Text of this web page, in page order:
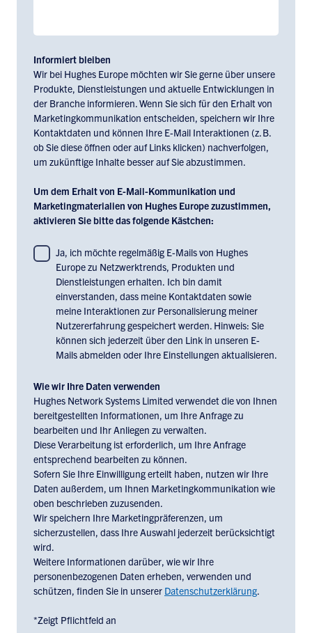
Informiert bleiben
Wir bei Hughes Europe möchten wir Sie gerne über unsere
Produkte, Dienstleistungen und aktuelle Entwicklungen in
der Branche informieren. Wenn Sie sich für den Erhalt von
Marketingkommunikation entscheiden, speichern wir Ihre
Kontaktdaten und können Ihre E-Mail Interaktionen (z. B.
ob Sie diese öffnen oder auf Links klicken) nachverfolgen,
um zukünftige Inhalte besser auf Sie abzustimmen.
Um dem Erhalt von E-Mail-Kommunikation und
Marketingmaterialien von Hughes Europe zuzustimmen,
aktivieren Sie bitte das folgende Kästchen:
To
consent
receiving
email
communications
materials
from
Hughes
Europe,
check
the
box
below:
Ja, ich möchte regelmäßig E-Mails von Hughes
Europe zu Netzwerktrends, Produkten und
Dienstleistungen erhalten. Ich bin damit
einverstanden, dass meine Kontaktdaten sowie
meine Interaktionen zur Personalisierung meiner
Nutzererfahrung gespeichert werden. Hinweis: Sie
können sich jederzeit über den Link in unseren E-
Mails abmelden oder Ihre Einstellungen aktualisieren.
Wie wir Ihre Daten verwenden
Hughes Network Systems Limited verwendet die von Ihnen
bereitgestellten Informationen, um Ihre Anfrage zu
bearbeiten und Ihr Anliegen zu verwalten.
Diese Verarbeitung ist erforderlich, um Ihre Anfrage
entsprechend bearbeiten zu können.
Sofern Sie Ihre Einwilligung erteilt haben, nutzen wir Ihre
Daten außerdem, um Ihnen Marketingkommunikation wie
oben beschrieben zuzusenden.
Wir speichern Ihre Marketingpräferenzen, um
sicherzustellen, dass Ihre Auswahl jederzeit berücksichtigt
wird.
Weitere Informationen darüber, wie wir Ihre
personenbezogenen Daten erheben, verwenden und
schützen, finden Sie in unserer Datenschutzerklärung.
*Zeigt Pflichtfeld an